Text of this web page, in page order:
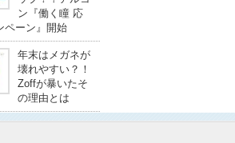
ン『働く瞳 応
ペーン』開始
年末はメガネが
壊れやすい？！
Zoffが暴いたそ
の理由とは